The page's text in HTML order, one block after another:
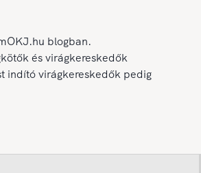
blogban.
és virágkereskedők
indító virágkereskedők pedig